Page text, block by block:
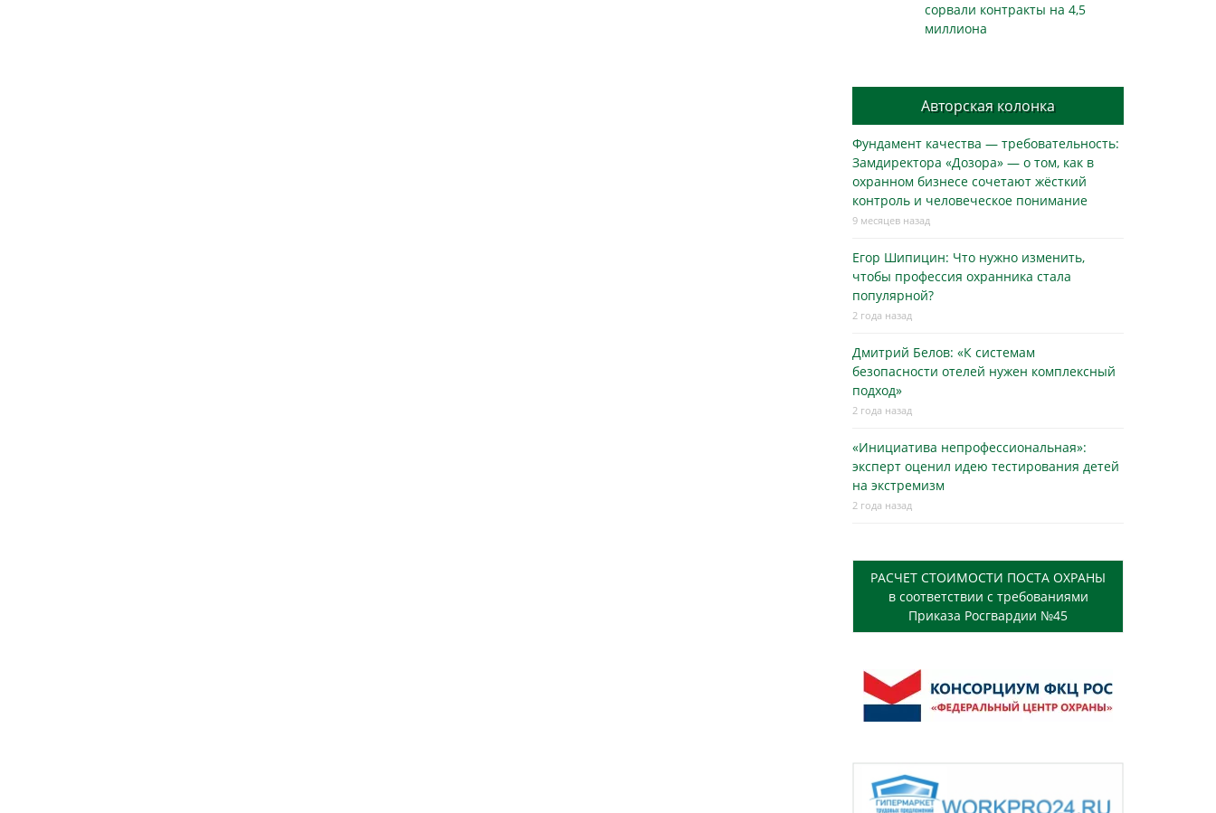
сорвали контракты на 4,5
миллиона
Авторская колонка
Фундамент качества — требовательность:
Замдиректора «Дозора» — о том, как в
охранном бизнесe сочетают жёсткий
контроль и человеческое понимание
9 месяцев назад
Егор Шипицин: Что нужно изменить,
чтобы профессия охранника стала
популярной?
2 года назад
Дмитрий Белов: «К системам
безопасности отелей нужен комплексный
подход»
2 года назад
«Инициатива непрофессиональная»:
эксперт оценил идею тестирования детей
на экстремизм
2 года назад
РАСЧЕТ СТОИМОСТИ ПОСТА ОХРАНЫ
в соответствии с требованиями
Приказа Росгвардии №45